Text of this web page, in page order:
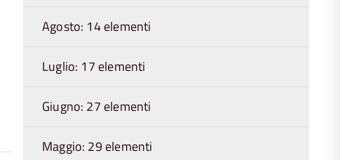
Agosto: 14 elementi
Luglio: 17 elementi
Giugno: 27 elementi
Maggio: 29 elementi